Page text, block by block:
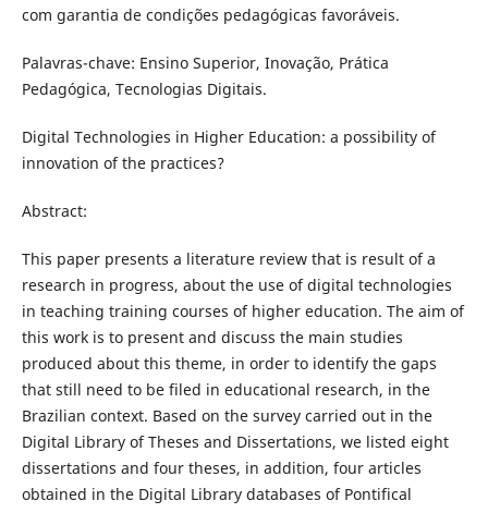
com garantia de condições pedagógicas favoráveis.
Palavras-chave: Ensino Superior, Inovação, Prática
Pedagógica, Tecnologias Digitais.
Digital Technologies in Higher Education: a possibility of
innovation of the practices?
Abstract:
This paper presents a literature review that is result of a
research in progress, about the use of digital technologies
in teaching training courses of higher education. The aim of
this work is to present and discuss the main studies
produced about this theme, in order to identify the gaps
that still need to be filed in educational research, in the
Brazilian context. Based on the survey carried out in the
Digital Library of Theses and Dissertations, we listed eight
dissertations and four theses, in addition, four articles
obtained in the Digital Library databases of Pontifical